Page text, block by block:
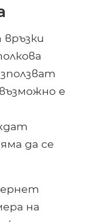
е
да се
на